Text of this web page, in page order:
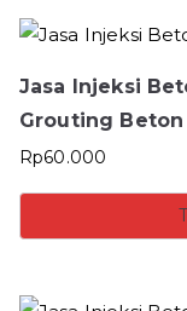
Jasa Injeksi
Grouting Beton
Rp60.000